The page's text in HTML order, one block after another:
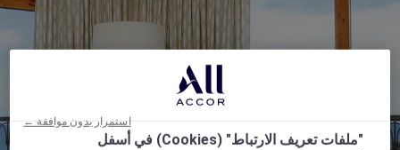
"ملفات تعريف الارتباط" (Cookies) في أسفل
استمرار بدون موافقة ←